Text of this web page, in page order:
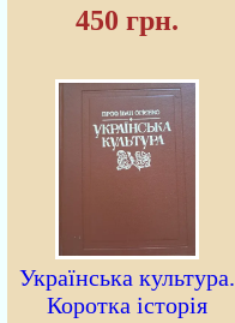
450 грн.
Українська культура.
Коротка історія